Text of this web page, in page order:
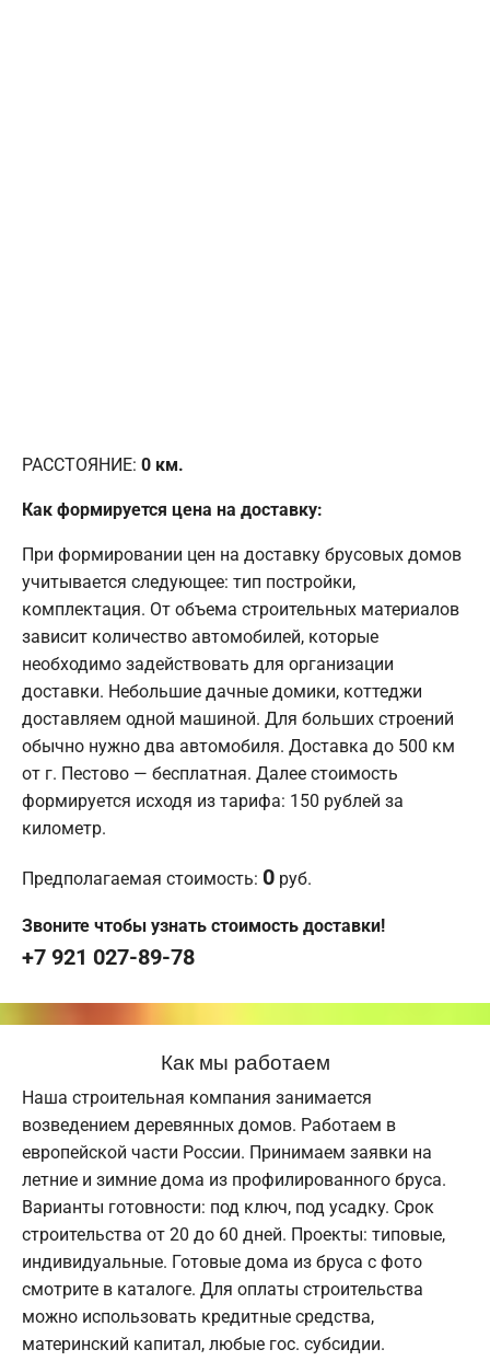
РАССТОЯНИЕ: 0 км.
Как формируется цена на доставку:
При формировании цен на доставку брусовых домов
учитывается следующее: тип постройки,
комплектация. От объема строительных материалов
зависит количество автомобилей, которые
необходимо задействовать для организации
доставки. Небольшие дачные домики, коттеджи
доставляем одной машиной. Для больших строений
обычно нужно два автомобиля. Доставка до 500 км
от г. Пестово — бесплатная. Далее стоимость
формируется исходя из тарифа: 150 рублей за
километр.
Предполагаемая стоимость: 0 руб.
Звоните чтобы узнать стоимость доставки!
+7 921 027-89-78
Как мы работаем
Наша строительная компания занимается
возведением деревянных домов. Работаем в
европейской части России. Принимаем заявки на
летние и зимние дома из профилированного бруса.
Варианты готовности: под ключ, под усадку. Срок
строительства от 20 до 60 дней. Проекты: типовые,
индивидуальные. Готовые дома из бруса с фото
смотрите в каталоге. Для оплаты строительства
можно использовать кредитные средства,
материнский капитал, любые гос. субсидии.